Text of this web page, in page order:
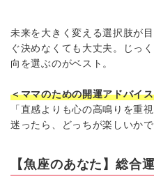
未来を大きく変える選択肢が
ぐ決めなくても大丈夫。じっ
向を選ぶのがベスト。
＜ママのための開運アドバイ
「直感よりも心の高鳴りを重視
迷ったら、どっちが楽しいかで
【魚座のあなた】